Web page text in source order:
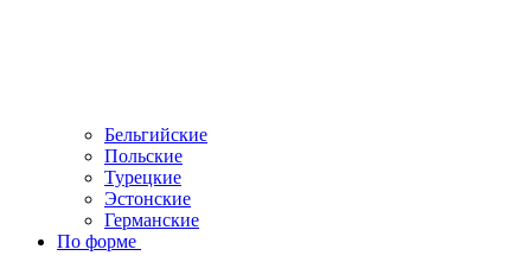
Бельгийские
Польские
Турецкие
Эстонские
Германские
По форме